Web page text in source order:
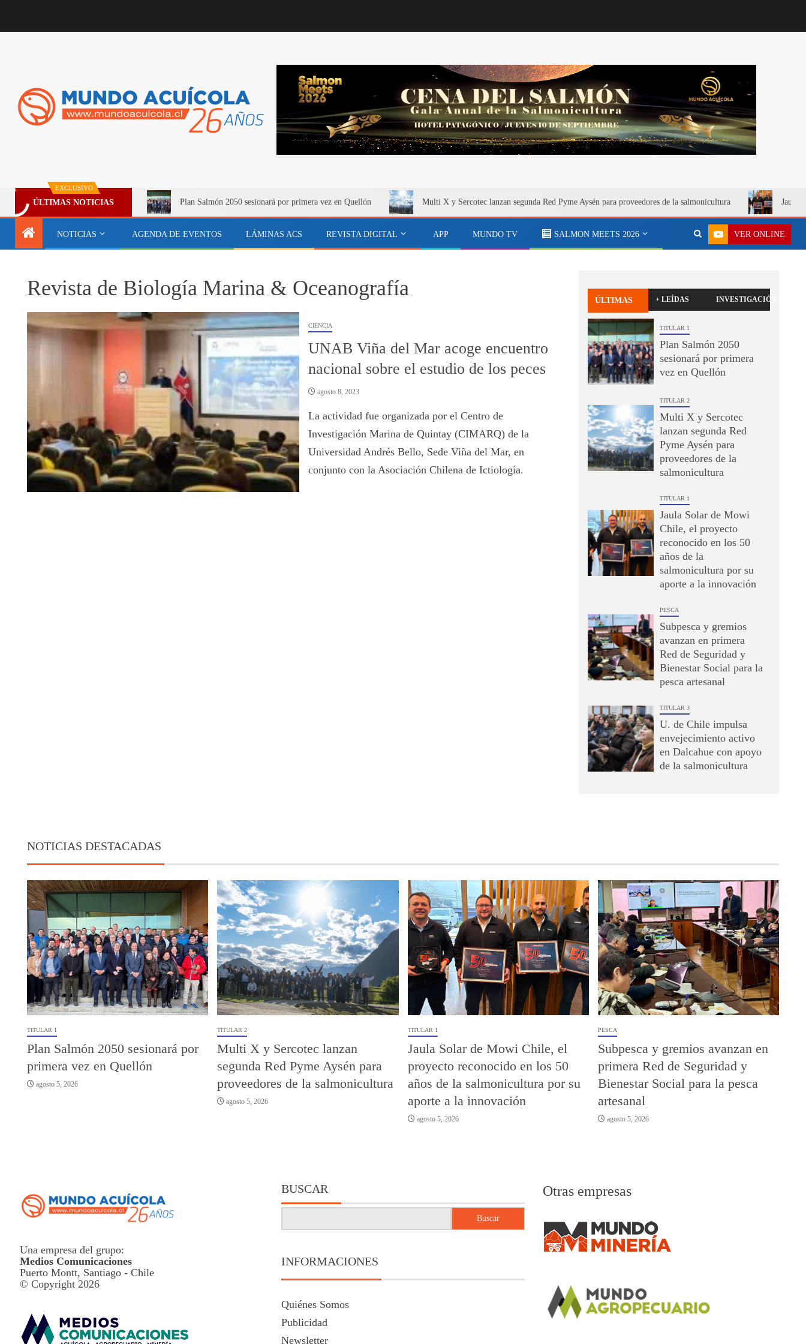
EXCLUSIVO
ÚLTIMAS NOTICIAS Plan Salmón 2050 sesionará por primera vez en Quellón Multi X y Sercotec lanzan segunda Red Pyme Aysén para proveedores de la salmonicultura Jaula
NOTICIAS AGENDA DE EVENTOS LÁMINAS ACS REVISTA DIGITAL APP MUNDO TV SALMON MEETS 2026 VER ONLINE
Revista de Biología Marina & Oceanografía
CIENCIA
UNAB Viña del Mar acoge encuentro
nacional sobre el estudio de los peces
agosto 8, 2023
La actividad fue organizada por el Centro de
Investigación Marina de Quintay (CIMARQ) de la
Universidad Andrés Bello, Sede Viña del Mar, en
conjunto con la Asociación Chilena de Ictiología.
ÚLTIMAS + LEÍDAS INVESTIGACIÓN
TITULAR 1
Plan Salmón 2050
sesionará por primera
vez en Quellón
TITULAR 2
Multi X y Sercotec
lanzan segunda Red
Pyme Aysén para
proveedores de la
salmonicultura
TITULAR 1
Jaula Solar de Mowi
Chile, el proyecto
reconocido en los 50
años de la
salmonicultura por su
aporte a la innovación
PESCA
Subpesca y gremios
avanzan en primera
Red de Seguridad y
Bienestar Social para la
pesca artesanal
TITULAR 3
U. de Chile impulsa
envejecimiento activo
en Dalcahue con apoyo
de la salmonicultura
NOTICIAS DESTACADAS
TITULAR 1
Plan Salmón 2050 sesionará por
primera vez en Quellón
agosto 5, 2026
TITULAR 2
Multi X y Sercotec lanzan
segunda Red Pyme Aysén para
proveedores de la salmonicultura
agosto 5, 2026
TITULAR 1
Jaula Solar de Mowi Chile, el
proyecto reconocido en los 50
años de la salmonicultura por su
aporte a la innovación
agosto 5, 2026
PESCA
Subpesca y gremios avanzan en
primera Red de Seguridad y
Bienestar Social para la pesca
artesanal
agosto 5, 2026
Una empresa del grupo:
Medios Comunicaciones
Puerto Montt, Santiago - Chile
© Copyright 2026
BUSCAR
Buscar
INFORMACIONES
Quiénes Somos
Publicidad
Newsletter
Otras empresas